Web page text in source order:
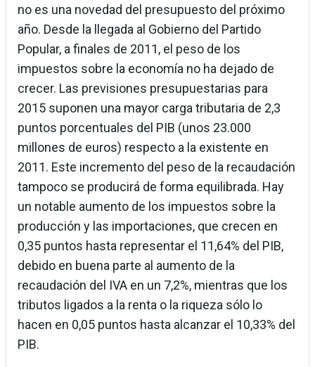
no es una novedad del presupuesto del próximo
año. Desde la llegada al Gobierno del Partido
Popular, a finales de 2011, el peso de los
impuestos sobre la economía no ha dejado de
crecer. Las previsiones presupuestarias para
2015 suponen una mayor carga tributaria de 2,3
puntos porcentuales del PIB (unos 23.000
millones de euros) respecto a la existente en
2011. Este incremento del peso de la recaudación
tampoco se producirá de forma equilibrada. Hay
un notable aumento de los impuestos sobre la
producción y las importaciones, que crecen en
0,35 puntos hasta representar el 11,64% del PIB,
debido en buena parte al aumento de la
recaudación del IVA en un 7,2%, mientras que los
tributos ligados a la renta o la riqueza sólo lo
hacen en 0,05 puntos hasta alcanzar el 10,33% del
PIB.